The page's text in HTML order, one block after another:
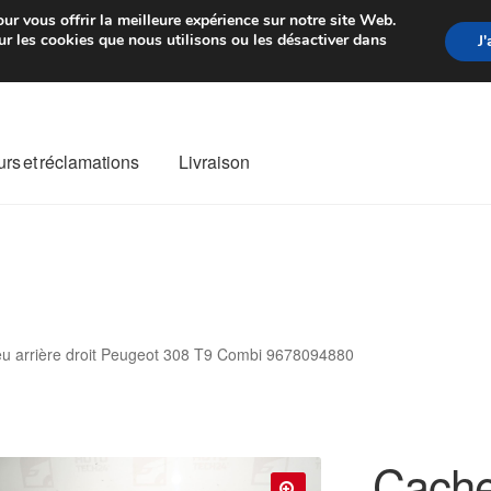
de 7 EUR Du lundi au
et réclamations Livraison
arrière droit Peugeot 308 T9 Combi 9678094880
vous offrir la meilleure expérience sur notre site Web.
les cookies que nous utilisons ou les désactiver dans